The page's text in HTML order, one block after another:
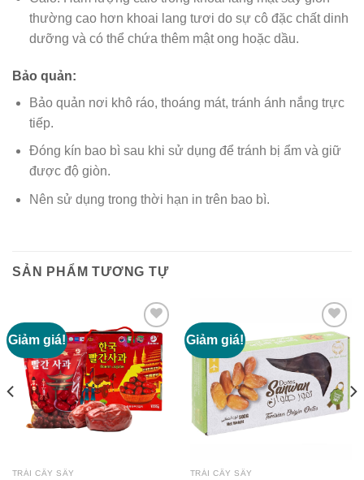
thường cao hơn khoai lang tươi do sự cô đặc chất dinh
dưỡng và có thể chứa thêm mật ong hoặc dầu.
Bảo quản:
Bảo quản nơi khô ráo, thoáng mát, tránh ánh nắng trực
tiếp.
Đóng kín bao bì sau khi sử dụng để tránh bị ẩm và giữ
được độ giòn.
Nên sử dụng trong thời hạn in trên bao bì.
SẢN PHẨM TƯƠNG TỰ
Giảm giá!
Add to
wishlist
TRÁI CÂY SẤY
Giảm giá!
Add to
wishlist
TRÁI CÂY SẤY